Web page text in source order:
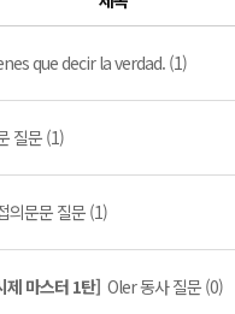
que decir la verdad. (1)
질문 (1)
의문문 질문 (1)
제 마스터 1탄] Oler 동사 질문 (0)